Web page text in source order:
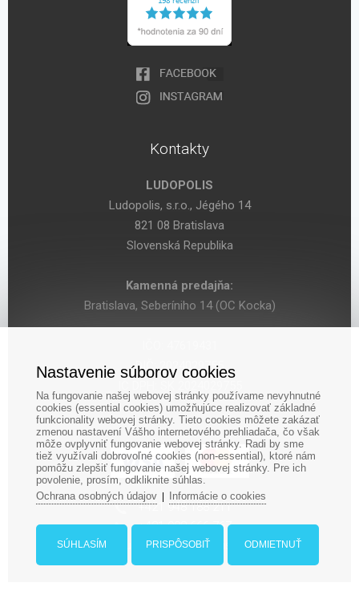
Kontakty
LUDOPOLIS
Ludopolis, s.r.o., Jégého 14
821 08 Bratislava
Slovenská Republika
Kamenná predajňa:
Bratislava, Seberíniho 14 (OC Kocka)
DIČ: 2024029755
‎+421 948 188 211
+421 908 666 767
ludopolis@ludopolis.sk
Nastavenie súborov cookies
Na fungovanie našej webovej stránky používame nevyhnutné
cookies (essential cookies) umožňujúce realizovať základné
funkcionality webovej stránky. Tieto cookies môžete zakázať
zmenou nastavení Vášho internetového prehliadača, čo však
môže ovplyvniť fungovanie webovej stránky. Radi by sme
tiež využívali dobrovoľné cookies (non-essential), ktoré nám
pomôžu zlepšiť fungovanie našej webovej stránky. Pre ich
povolenie, prosím, odkliknite súhlas.
Ochrana osobných údajov| Informácie o cookies
SÚHLASÍM PRISPÔSOBIŤ ODMIETNUŤ